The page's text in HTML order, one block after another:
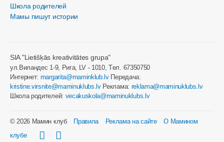
Школа родителей
Мамы пишут истории
SIA "Lietišķās kreativitātes grupa"
ул.Виландес 1-9, Рига, LV - 1010, Tел. 67350750
Интернет: margarita@maminklub.lvПередача:
kristine.virsnite@maminuklubs.lvРеклама: reklama@maminuklubs.lv
Школа родителей: vecakuskola@maminuklubs.lv
© 2026 Мамин клуб Правила Реклама на сайте
О Мамином
клубе